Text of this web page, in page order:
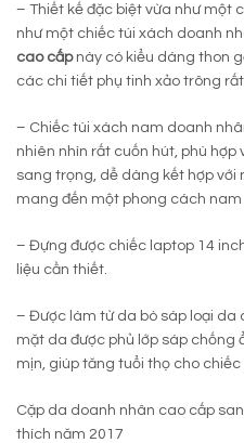
– Thiết kế đặc biệt vừa như một
như một chiếc túi xách doanh
cao cấpnày có kiểu dáng thon
các chi tiết phụ tinh xảo trông
– Chiếc túi xách nam doanh
nhiên nhìn rất cuốn hút, phù
sang trọng, dễ dàng kết hợp với
mang đến một phong cách
– Đựng được chiếc laptop 14
liệu cần thiết.
– Được làm từ da bò sáp loại da
mặt da được phủ lớp sáp chống
mịn, giúp tăng tuổi thọ cho chiếc
Cặp da doanh nhân cao cấp
thích năm 2017